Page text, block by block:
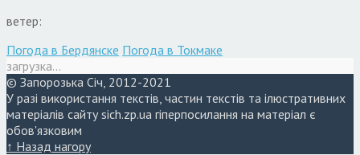
ветер:
Погода в Бердянске Погода в Токмаке
загрузка...
© Запорозька Січ, 2012-2021
У разі використання текстів, частин текстів та ілюстративних
матеріалів сайту sich.zp.ua гіперпосилання на матеріал є
обов'язковим
↑ Назад нагору